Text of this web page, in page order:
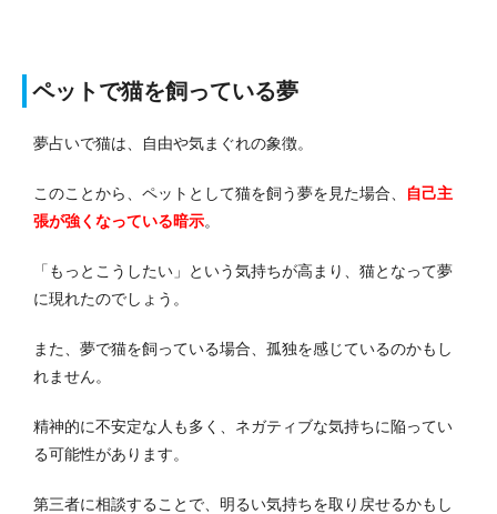
ペットで猫を飼っている夢
夢占いで猫は、自由や気まぐれの象徴。
このことから、ペットとして猫を飼う夢を見た場合、
自己主
張が強くなっている暗示。
「もっとこうしたい」という気持ちが高まり、猫となって夢
に現れたのでしょう。
また、夢で猫を飼っている場合、孤独を感じているのかもし
れません。
精神的に不安定な人も多く、ネガティブな気持ちに陥ってい
る可能性があります。
第三者に相談することで、明るい気持ちを取り戻せるかもし